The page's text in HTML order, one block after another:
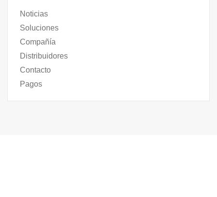
Noticias
Soluciones
Compañía
Distribuidores
Contacto
Pagos